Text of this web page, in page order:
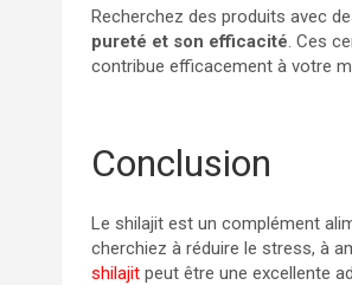
Recherchez des produits avec
pureté et son efficacité. Ces
contribue efficacement à votre
Conclusion
Le shilajit est un complément
cherchiez à réduire le stress, à
shilajit peut être une excellente